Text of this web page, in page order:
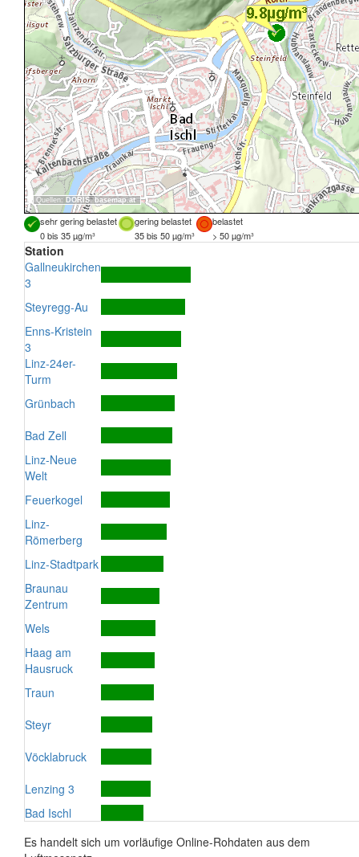
Quellen: DORIS, basemap.at
sehr gering belastet gering belastet
belastet
0 bis 35 µg/m³
35 bis 50 µg/m³ > 50 µg/m³
Station
Gallneukirchen
3
Steyregg-Au
Enns-Kristein
3
Linz-24er-
Turm
Grünbach
Bad Zell
Linz-Neue
Welt
Feuerkogel
Linz-
Römerberg
Linz-Stadtpark
Braunau
Zentrum
Wels
Haag am
Hausruck
Traun
Steyr
Vöcklabruck
Lenzing 3
Bad Ischl
Es handelt sich um vorläufige Online-Rohdaten aus dem